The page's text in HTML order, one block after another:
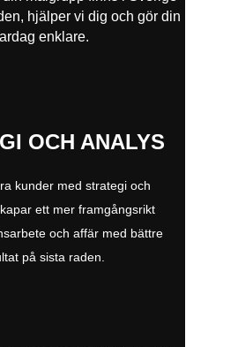
hjälper vi dig och gör din
enklare.
OCH ANALYS
kunder med strategi och
ett mer framgångsrikt
och affär med bättre
på sista raden.